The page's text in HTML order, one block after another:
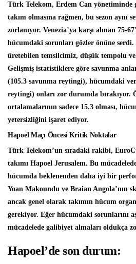
Türk Telekom, Erdem Can yönetiminde
takım olmasına rağmen, bu sezon aynı
zorlanıyor. Venezia’ya karşı alınan 75-
hücumdaki sorunları gözler önüne serdi.
üretebilen temsilcimiz, düşük tempolu
Gelişmiş istatistiklere göre savunma
(105.3 savunma reytingi), hücumdaki
reytingi) onları zor durumda bırakıyor.
ortalamalarının sadece 15.3 olması,
yetersizliğini işaret ediyor.
Hapoel Maçı Öncesi Kritik Noktalar
Türk Telekom’un sıradaki rakibi,
takımı Hapoel Jerusalem. Bu
hücumda beklenenden daha iyi bir
Yoan Makoundu ve Braian Angola’nın
ancak genel olarak takımın hücum
gerekiyor. Eğer hücumdaki sorunlarını
mücadelede galibiyet almaları oldukça
Hapoel’de son durum: